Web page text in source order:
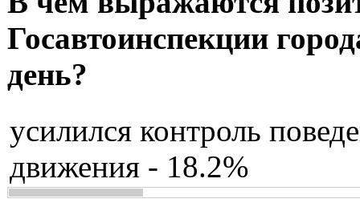
Госавтоинспекции
день?
усилился контроль
движения - 18.2%